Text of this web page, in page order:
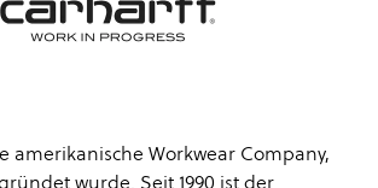
amerikanische Workwear Company,
wurde. Seit 1990 ist der